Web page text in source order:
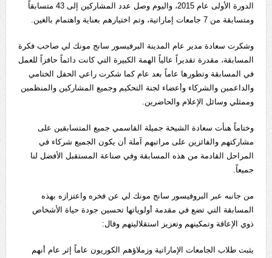
الدورة الأولى عام 2015، واليوم وصل عدد المشاركين إلى 43 متسابقاً
ومتسابقة من 7 جامعات إماراتية، وتم اختيارهم بعناية واهتمام بالغين.
وشكرت سعادة مدير عام المدينة البرفيسور سانج مونك لي صاحب فكرة
المسابقة، مقدرة تقديراً عالياً الهمة الكبيرة التي كانت دائماً حافزاً للعمل
في المسابقة وتطورها عاماً بعد عام كما شكرت راعي الحفل الختامي
والداعمين والشركاء وأعضاء لجنة التحكيم وجميع المشاركين والمنظمين
وممثلي وسائل الإعلام والحاضرين.
وختاماً هنأت سعادة الشيخة جميلة القاسمي جميع المتسابقين على
مشاركتهم والفائزين على مراتبهم آملة أن يكون الجميع شركاء في
المراحل القادمة من هذه المسابقة وفي صناعة المستقبل الأفضل لنا
جميعاً.
من جانبه عبر البروفيسور سانج مونك لي عن فخره واعتزازه بهذه
المسابقة التي تضع في مقدمة أولوياتها تحسين جودة حياة الأشخاص
ذوي الإعاقة وتمكينهم وتعزيز استقلاليتهم وقال:
يثبت طلاب الجامعات الإماراتية وزملاؤهم الكوريون عاماً إثر عام أنهم